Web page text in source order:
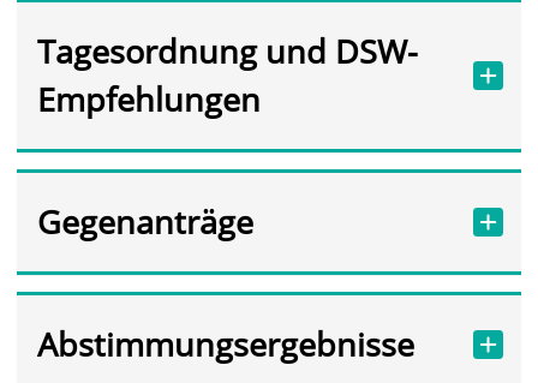
Tagesordnung und DSW-
Empfehlungen
Gegenanträge
Abstimmungsergebnisse